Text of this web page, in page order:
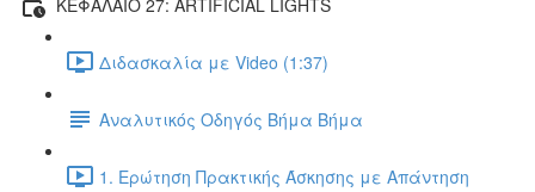
Διδασκαλία με Video (1:37)
Αναλυτικός Οδηγός Βήμα Βήμα
1. Ερώτηση Πρακτικής Άσκησης με Απάντηση